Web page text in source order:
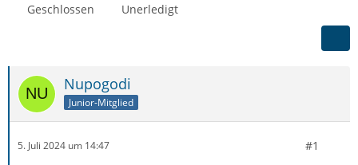
Geschlossen
Unerledigt
Nupogodi
Junior-Mitglied
5. Juli 2024 um 14:47 #1